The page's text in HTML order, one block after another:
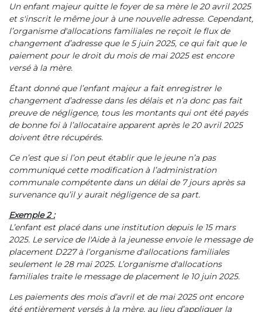
Un enfant majeur quitte le foyer de sa mère le 20 avril 2025
et s'inscrit le même jour à une nouvelle adresse. Cependant,
l’organisme d'allocations familiales ne reçoit le flux de
changement d’adresse que le 5 juin 2025, ce qui fait que le
paiement pour le droit du mois de mai 2025 est encore
versé à la mère.
Étant donné que l’enfant majeur a fait enregistrer le
changement d’adresse dans les délais et n’a donc pas fait
preuve de négligence, tous les montants qui ont été payés
de bonne foi à l’allocataire apparent après le 20 avril 2025
doivent être récupérés.
Ce n’est que si l’on peut établir que le jeune n’a pas
communiqué cette modification à l’administration
communale compétente dans un délai de 7 jours après sa
survenance qu’il y aurait négligence de sa part.
Exemple 2 :
L’enfant est placé dans une institution depuis le 15 mars
2025. Le service de l'Aide à la jeunesse envoie le message de
placement D227 à l’organisme d'allocations familiales
seulement le 28 mai 2025. L’organisme d'allocations
familiales traite le message de placement le 10 juin 2025.
Les paiements des mois d’avril et de mai 2025 ont encore
été entièrement versés à la mère, au lieu d’appliquer la